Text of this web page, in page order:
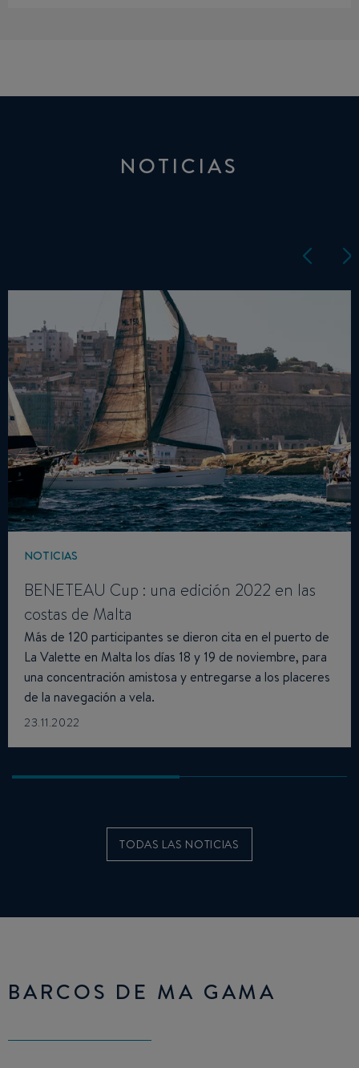
NOTICIAS
NOTICIAS
BENETEAU Cup : una edición 2022 en las
costas de Malta
Más de 120 participantes se dieron cita en el puerto de
La Valette en Malta los días 18 y 19 de noviembre, para
una concentración amistosa y entregarse a los placeres
de la navegación a vela.
23.11.2022
TODAS LAS NOTICIAS
BARCOS DE MA GAMA